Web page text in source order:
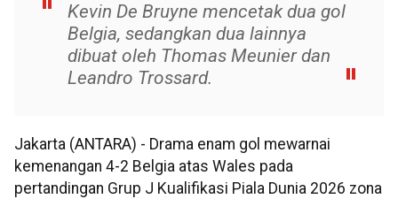
Kevin De Bruyne mencetak dua gol
Belgia, sedangkan dua lainnya
dibuat oleh Thomas Meunier dan
Leandro Trossard.
Jakarta (ANTARA) - Drama enam gol mewarnai
kemenangan 4-2 Belgia atas Wales pada
pertandingan Grup J Kualifikasi Piala Dunia 2026 zona